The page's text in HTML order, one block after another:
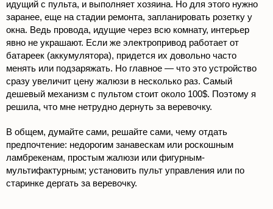
идущий с пульта, и выполняет хозяина. Но для этого нужно
заранее, еще на стадии ремонта, запланировать розетку у
окна. Ведь провода, идущие через всю комнату, интерьер
явно не украшают. Если же электропривод работает от
батареек (аккумулятора), придется их довольно часто
менять или подзаряжать. Но главное — что это устройство
сразу увеличит цену жалюзи в несколько раз. Самый
дешевый механизм с пультом стоит около 100$. Поэтому я
решила, что мне нетрудно дернуть за веревочку.
В общем, думайте сами, решайте сами, чему отдать
предпочтение: недорогим занавескам или роскошным
ламбрекенам, простым жалюзи или фигурным-
мультифактурным; установить пульт управления или по
старинке дергать за веревочку.